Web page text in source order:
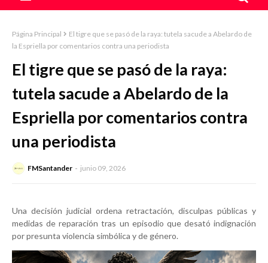
Página Principal
El tigre que se pasó de la raya: tutela sacude a Abelardo de
la Espriella por comentarios contra una periodista
El tigre que se pasó de la raya:
tutela sacude a Abelardo de la
Espriella por comentarios contra
una periodista
FMSantander junio 09, 2026
Una decisión judicial ordena retractación, disculpas públicas y
medidas de reparación tras un episodio que desató indignación
por presunta violencia simbólica y de género.